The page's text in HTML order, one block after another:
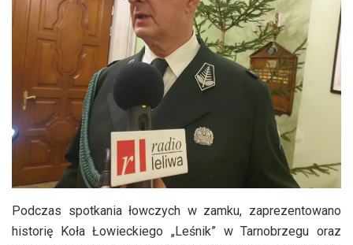
Podczas spotkania łowczych w zamku, zaprezentowano
historię Koła Łowieckiego „Leśnik” w Tarnobrzegu oraz